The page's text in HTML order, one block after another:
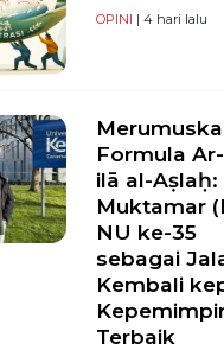
OPINI | 4 hari lalu
Formula Ar-
ilā al-Aṣlaḥ:
Muktamar
NU ke-35
sebagai
Kembali
Terbaik